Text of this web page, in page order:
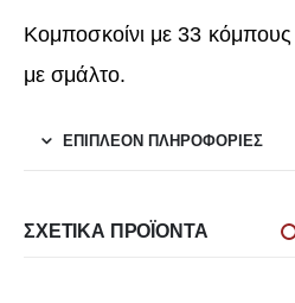
Κομποσκοίνι με 33
με σμάλτο.
ΕΠΙΠΛΈΟΝ ΠΛΗΡΟΦΟΡΊΕΣ
ΣΧΕΤΙΚΆ ΠΡΟΪΌΝΤΑ